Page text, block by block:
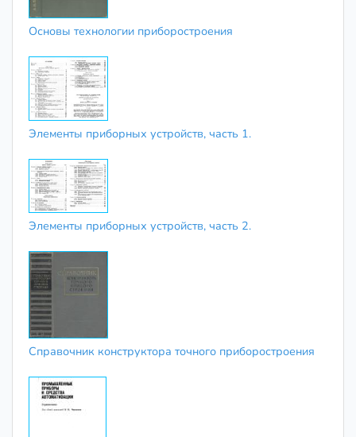
Основы технологии приборостроения
Элементы приборных устройств, часть 1.
Элементы приборных устройств, часть 2.
Справочник конструктора точного приборостроения